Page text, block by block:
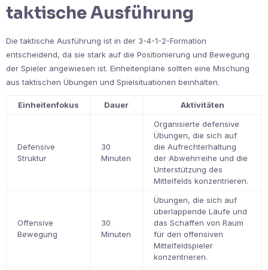
taktische Ausführung
Die taktische Ausführung ist in der 3-4-1-2-Formation
entscheidend, da sie stark auf die Positionierung und Bewegung
der Spieler angewiesen ist. Einheitenpläne sollten eine Mischung
aus taktischen Übungen und Spielsituationen beinhalten.
Einheitenfokus Dauer Aktivitäten
Defensive
Struktur
30
Minuten
Organisierte defensive
Übungen, die sich auf
die Aufrechterhaltung
der Abwehrreihe und die
Unterstützung des
Mittelfelds konzentrieren.
Offensive
Bewegung
30
Minuten
Übungen, die sich auf
überlappende Läufe und
das Schaffen von Raum
für den offensiven
Mittelfeldspieler
konzentrieren.